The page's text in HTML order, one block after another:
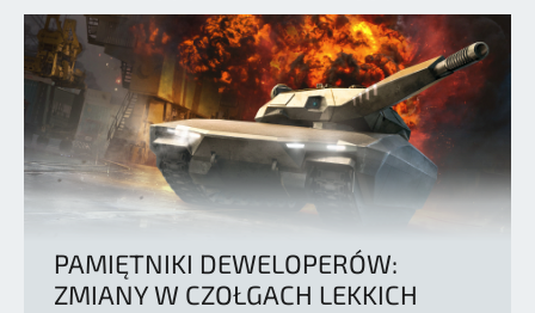
PAMIĘTNIKI DEWELOPERÓW:
ZMIANY W CZOŁGACH LEKKICH